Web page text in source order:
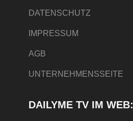
DATENSCHUTZ
IMPRESSUM
AGB
UNTERNEHMENSSEITE
DAILYME TV IM WEB: